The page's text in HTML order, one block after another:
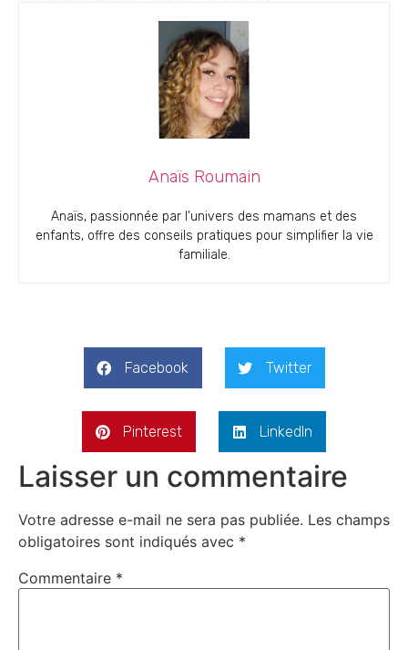
Anaïs Roumain
Anaïs, passionnée par l’univers des mamans et des
enfants, offre des conseils pratiques pour simplifier la vie
familiale.
Facebook Twitter
Pinterest LinkedIn
Laisser un commentaire
Votre adresse e-mail ne sera pas publiée. Les champs
obligatoires sont indiqués avec *
Commentaire *